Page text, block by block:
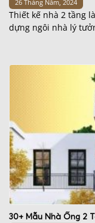
26 Tháng Năm, 2024
Thiết kế nhà 2 tầng
dựng ngôi nhà lý
30+ Mẫu Nhà Ống 2